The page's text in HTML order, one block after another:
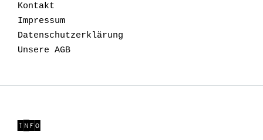
Kontakt
Impressum
Datenschutzerklärung
Unsere AGB
INFO